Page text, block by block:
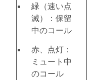
緑（速い点
滅）：保留
中のコール
赤、点灯：
ミュート中
のコール